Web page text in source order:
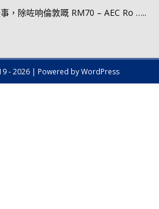
，除咗响倫敦嘅 RM70 – AEC Ro …..
- 2026 | Powered by WordPress